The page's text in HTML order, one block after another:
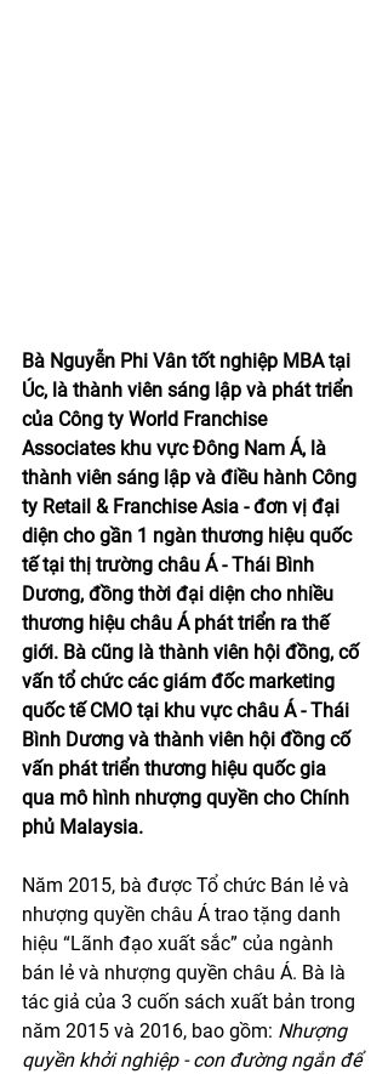
Bà Nguyễn Phi Vân tốt nghiệp MBA tại
Úc, là thành viên sáng lập và phát triển
của Công ty World Franchise
Associates khu vực Đông Nam Á, là
thành viên sáng lập và điều hành Công
ty Retail & Franchise Asia - đơn vị đại
diện cho gần 1 ngàn thương hiệu quốc
tế tại thị trường châu Á - Thái Bình
Dương, đồng thời đại diện cho nhiều
thương hiệu châu Á phát triển ra thế
giới. Bà cũng là thành viên hội đồng, cố
vấn tổ chức các giám đốc marketing
quốc tế CMO tại khu vực châu Á - Thái
Bình Dương và thành viên hội đồng cố
vấn phát triển thương hiệu quốc gia
qua mô hình nhượng quyền cho Chính
phủ Malaysia.
Năm 2015, bà được Tổ chức Bán lẻ và
nhượng quyền châu Á trao tặng danh
hiệu “Lãnh đạo xuất sắc” của ngành
bán lẻ và nhượng quyền châu Á. Bà là
tác giả của 3 cuốn sách xuất bản trong
năm 2015 và 2016, bao gồm: Nhượng
quyền khởi nghiệp - con đường ngắn để